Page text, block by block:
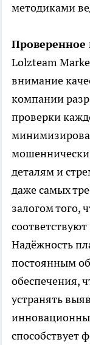
методиками
Проверенное
Lolzteam
внимание
компании
проверки
деталям и
даже самых
залогом того,
Надёжность
постоянным
обеспечения,
устранять
способствует